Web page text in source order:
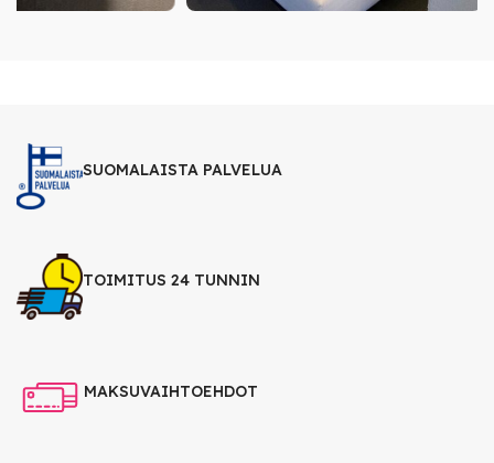
SUOMALAISTA PALVELUA
TOIMITUS 24 TUNNIN
MAKSUVAIHTOEHDOT